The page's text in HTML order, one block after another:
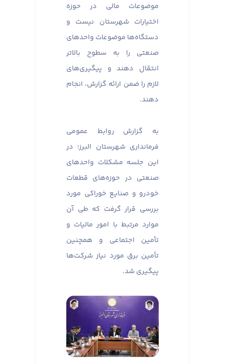
موضوعات مالی در حوزه
اختیارات شهرستان نیست و
دستگاه‌ها موضوعات واحدهای
صنعتی را به سطوح بالاتر
انتقال دهند و پیگیری‌های
لازم را ضمن ارائه گزارش، انجام
دهند.
به گزارش روابط عمومی
فرمانداری شهرستان البرز؛ در
این جلسه مشکلات واحدهای
صنعتی در حوزه‌های قطعات
خودرو و صنایع خوراکی مورد
بررسی قرار گرفت که طی آن
موارد مرتبط با امور مالیات و
تأمین اجتماعی و همچنین
تأمین برق مورد نیاز شرکت‌ها
پیگیری شد.